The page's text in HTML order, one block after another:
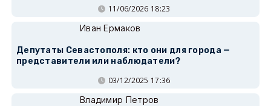
11/06/2026 18:23
Иван Ермаков
Депутаты Севастополя: кто они для города —
представители или наблюдатели?
03/12/2025 17:36
Владимир Петров